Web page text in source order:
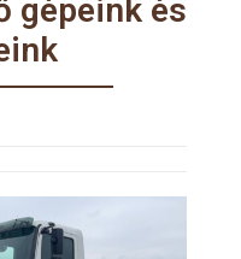
gépeink és